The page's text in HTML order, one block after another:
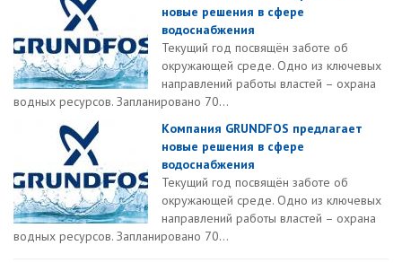
новые решения в сфере
водоснабжения
Текущий год посвящён заботе об
окружающей среде. Одно из ключевых
направлений работы властей – охрана
водных ресурсов. Запланировано 70...
Компания GRUNDFOS предлагает
новые решения в сфере
водоснабжения
Текущий год посвящён заботе об
окружающей среде. Одно из ключевых
направлений работы властей – охрана
водных ресурсов. Запланировано 70...